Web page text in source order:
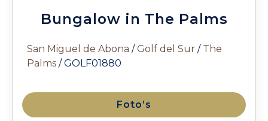
Bungalow in The Palms
San Miguel de Abona /Golf del Sur / The
Palms / GOLF01880
Foto’s